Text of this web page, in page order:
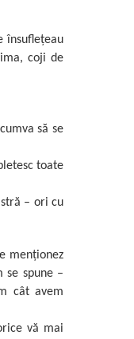
însuflețeau
coji de
să se
toate
– ori cu
menționez
se spune –
cât avem
vă mai